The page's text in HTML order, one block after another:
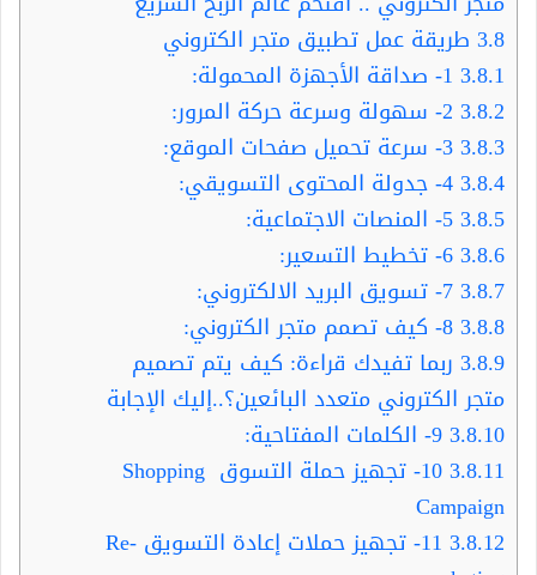
3.8 طريقة عمل تطبيق متجر الكتروني
3.8.1
3.8.2
3.8.3
3.8.4
3.8.5
3.8.6
3.8.7
3.8.8
3.8.9 ربما تفيدك قراءة: كيف يتم تصميم
متجر الكتروني متعدد البائعين؟..إليك الإجابة
3.8.10
3.8.11
10- تجهيز حملة التسوق Shopping
Campaign
3.8.12
11- تجهيز حملات إعادة التسويق Re-